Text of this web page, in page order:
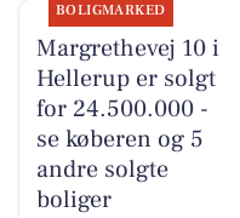
BOLIGMARKED
Margrethevej 10 i
Hellerup er solgt
for 24.500.000 -
se køberen og 5
andre solgte
boliger